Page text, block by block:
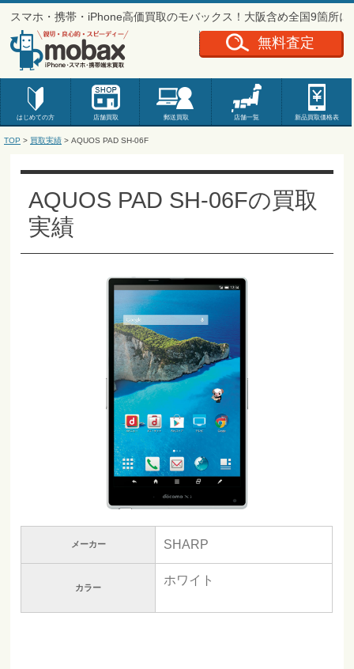
スマホ・携帯・iPhone高価買取のモバックス！大阪含め全国9箇所に
はじめての方 店舗買取 郵送買取 店舗一覧 新品買取価格表
無料査定
TOP > 買取実績 > AQUOS PAD SH-06F
AQUOS PAD SH-06Fの買取
実績
メーカー SHARP
カラー
ホワイト